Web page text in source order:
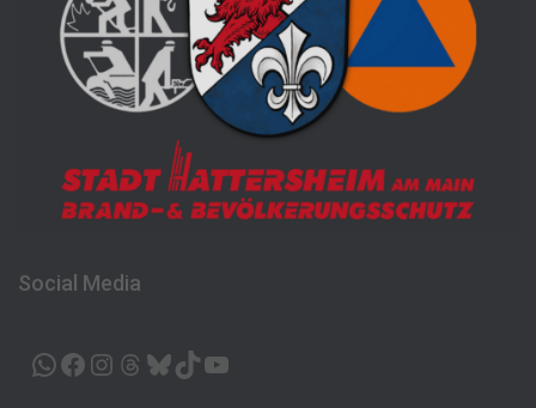
Social Media
WHATSAPP FACEBOOK INSTAGRAM THREADS BLUESKY TIKTOK